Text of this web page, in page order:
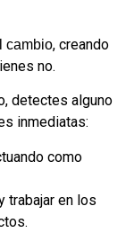
cambio, creando
no.
detectes alguno
inmediatas:
como
trabajar en los